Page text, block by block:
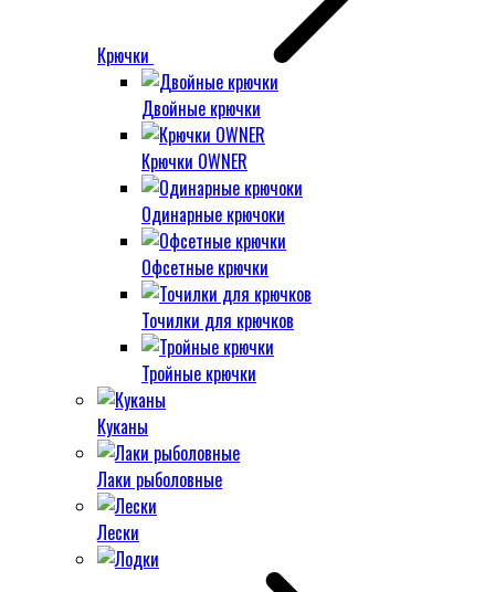
Крючки
Двойные крючки
Крючки OWNER
Одинарные крючоки
Офсетные крючки
Точилки для крючков
Тройные крючки
Куканы
Лаки рыболовные
Лески